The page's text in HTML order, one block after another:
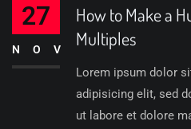
How to Make a
Multiples
Lorem ipsum dolor
adipisicing elit, sed
ut labore et dolore
27
NOV